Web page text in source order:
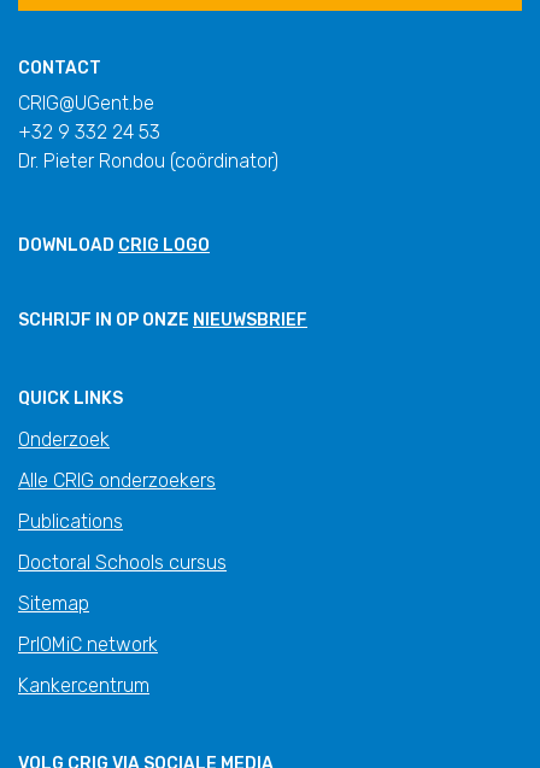
CONTACT
CRIG@UGent.be
+32 9 332 24 53
Dr. Pieter Rondou (coördinator)
DOWNLOAD CRIG LOGO
SCHRIJF IN OP ONZE NIEUWSBRIEF
QUICK LINKS
Onderzoek
Alle CRIG onderzoekers
Publications
Doctoral Schools cursus
Sitemap
PrIOMiC network
Kankercentrum
VOLG CRIG VIA SOCIALE MEDIA